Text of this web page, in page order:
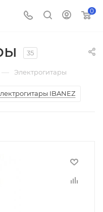
0
35
— Электрогитары
IBANEZ